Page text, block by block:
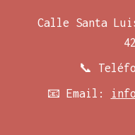
Calle Santa
📞
📧 Email: